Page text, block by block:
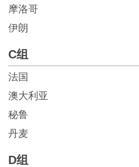
摩洛哥
伊朗
C组
法国
澳大利亚
秘鲁
丹麦
D组